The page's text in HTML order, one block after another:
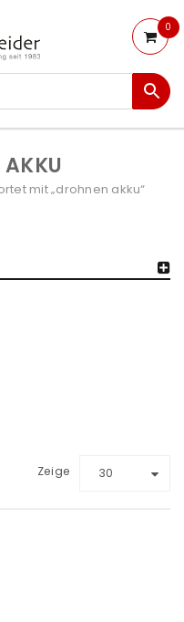
0
mit „drohnen akku“
Zeige 30